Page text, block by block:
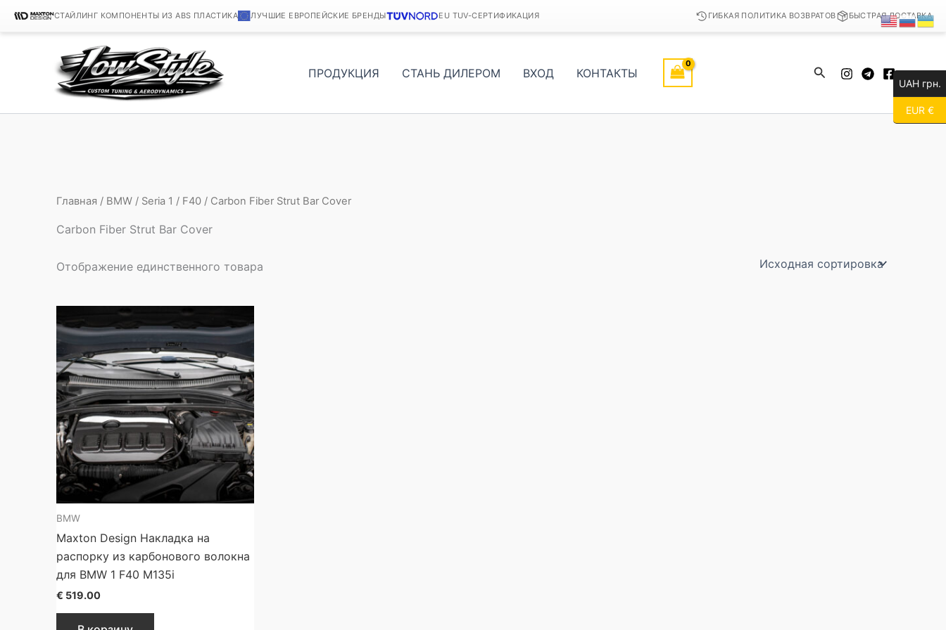
СТАЙЛИНГ КОМПОНЕНТЫ ИЗ ABS ПЛАСТИКА ЛУЧШИЕ ЕВРОПЕЙСКИЕ БРЕНДЫ EU TUV-СЕРТИФИКАЦИЯ ГИБКАЯ ПОЛИТИКА ВОЗВРАТОВ БЫСТРАЯ ДОСТАВКА
содержимому
ПРОДУКЦИЯ СТАНЬ ДИЛЕРОМ ВХОД КОНТАКТЫ Поиск
Главная / BMW / Seria 1 / F40 / Carbon Fiber Strut Bar Cover
Carbon Fiber Strut Bar Cover
Отображение единственного товара
BMW
Maxton Design Накладка на
распорку из карбонового волокна
для BMW 1 F40 M135i
€ 519.00
UAH грн.
EUR €